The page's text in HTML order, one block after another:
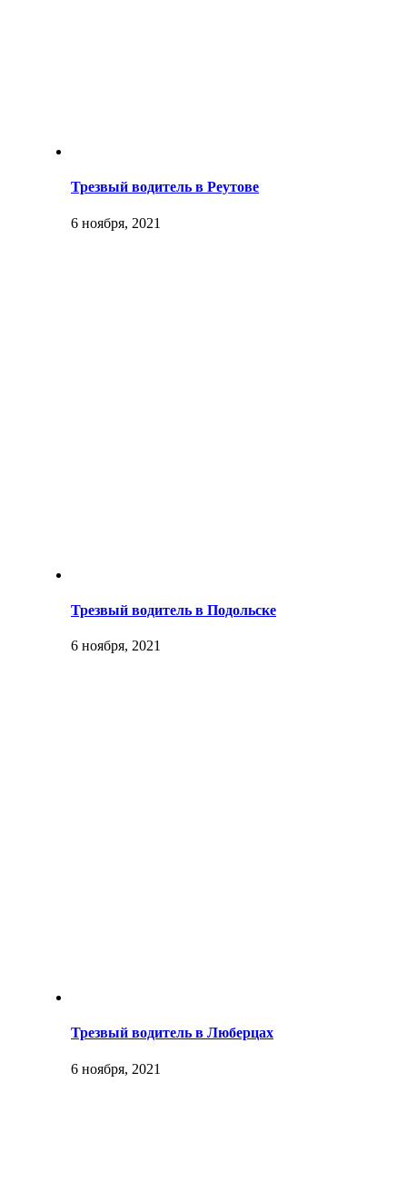
Трезвый водитель в Реутове
6 ноября, 2021
Трезвый водитель в Подольске
6 ноября, 2021
Трезвый водитель в Люберцах
6 ноября, 2021